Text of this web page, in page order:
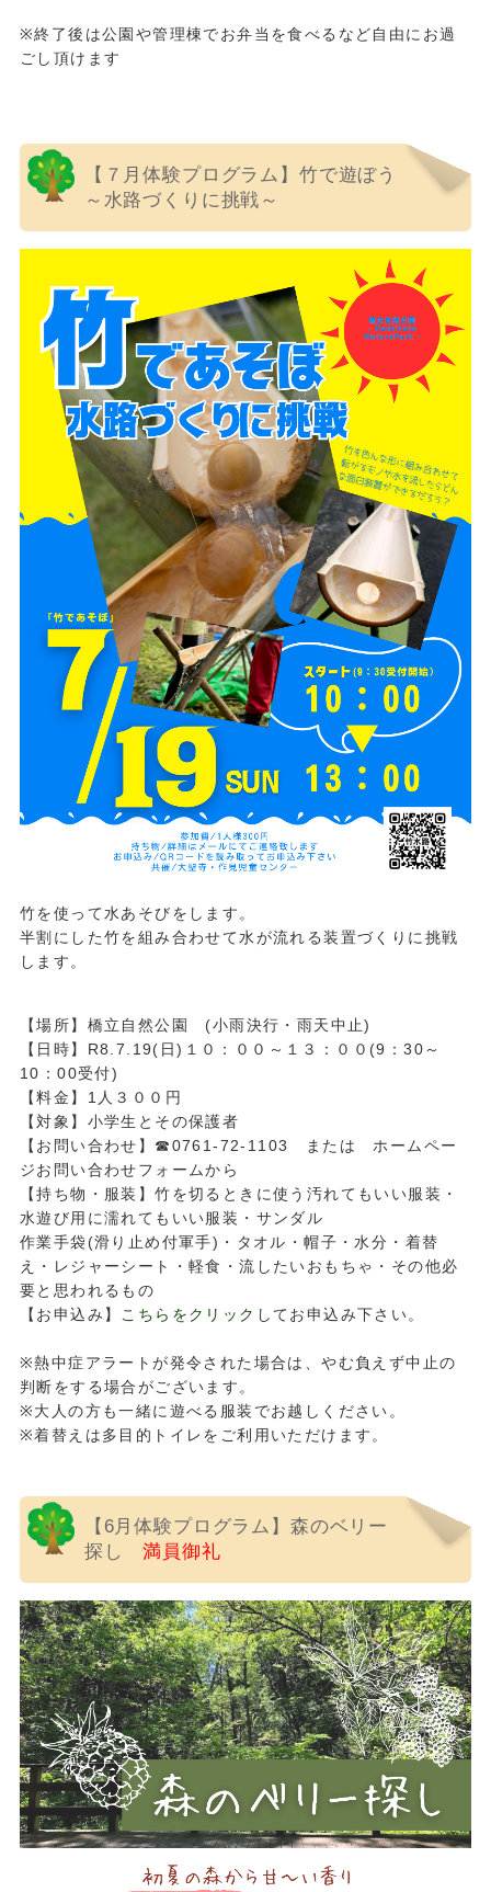
※終了後は公園や管理棟でお弁当を食べるなど自由にお過
ごし頂けます
【７月体験プログラム】竹で遊ぼう
～水路づくりに挑戦～
竹を使って水あそびをします。
半割にした竹を組み合わせて水が流れる装置づくりに挑戦
します。
【場所】橋立自然公園 (小雨決行・雨天中止)
【日時】R8.7.19(日)１０：００～１３：００(9：30～
10：00受付)
【料金】1人３００円
【対象】小学生とその保護者
【お問い合わせ】☎0761-72-1103 または ホームペー
ジお問い合わせフォームから
【持ち物・服装】竹を切るときに使う汚れてもいい服装・
水遊び用に濡れてもいい服装・サンダル
作業手袋(滑り止め付軍手)・タオル・帽子・水分・着替
え・レジャーシート・軽食・流したいおもちゃ・その他必
要と思われるもの
【お申込み】
こちらをクリック してお申込み下さい。
※熱中症アラートが発令された場合は、やむ負えず中止の
判断をする場合がございます。
※大人の方も一緒に遊べる服装でお越しください。
※着替えは多目的トイレをご利用いただけます。
【6月体験プログラム】森のベリー
探し満員御礼